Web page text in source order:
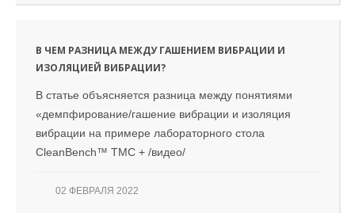
В ЧЕМ РАЗНИЦА МЕЖДУ ГАШЕНИЕМ ВИБРАЦИИ И
ИЗОЛЯЦИЕЙ ВИБРАЦИИ?
В статье объясняется разница между понятиями
«демпфирование/гашение вибрации и изоляция
вибрации на примере лабораторного стола
CleanBench™ TMC + /видео/
02 ФЕВРАЛЯ 2022